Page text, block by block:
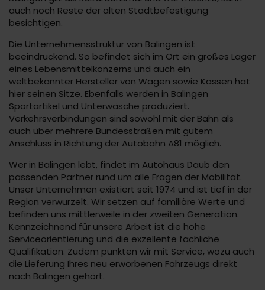
auch noch Reste der alten Stadtbefestigung
besichtigen.
Die Unternehmensstruktur von Balingen ist
beeindruckend. So befindet sich im Ort ein großes Lager
eines Lebensmittelkonzerns und auch ein
weltbekannter Hersteller von Wagen sowie Kassen hat
hier seinen Sitze. Ebenfalls werden in Balingen
Sportartikel und Unterwäsche produziert.
Verkehrsverbindungen sind sowohl mit der Bahn als
auch über mehrere Bundesstraßen mit gutem
Anschluss in Richtung der Autobahn A81 möglich.
Wer in Balingen lebt, findet im Autohaus Daub den
passenden Partner rund um alle Fragen der Mobilität.
Unser Unternehmen existiert seit 1974 und ist tief in der
Region verwurzelt. Wir setzen auf familiäre Werte und
befinden uns mittlerweile in der zweiten Generation.
Kennzeichnend für unsere Arbeit ist die hohe
Serviceorientierung und die exzellente fachliche
Qualifikation. Zudem punkten wir mit Service, wozu auch
die Lieferung Ihres neu erworbenen Fahrzeugs direkt
nach Balingen gehört.